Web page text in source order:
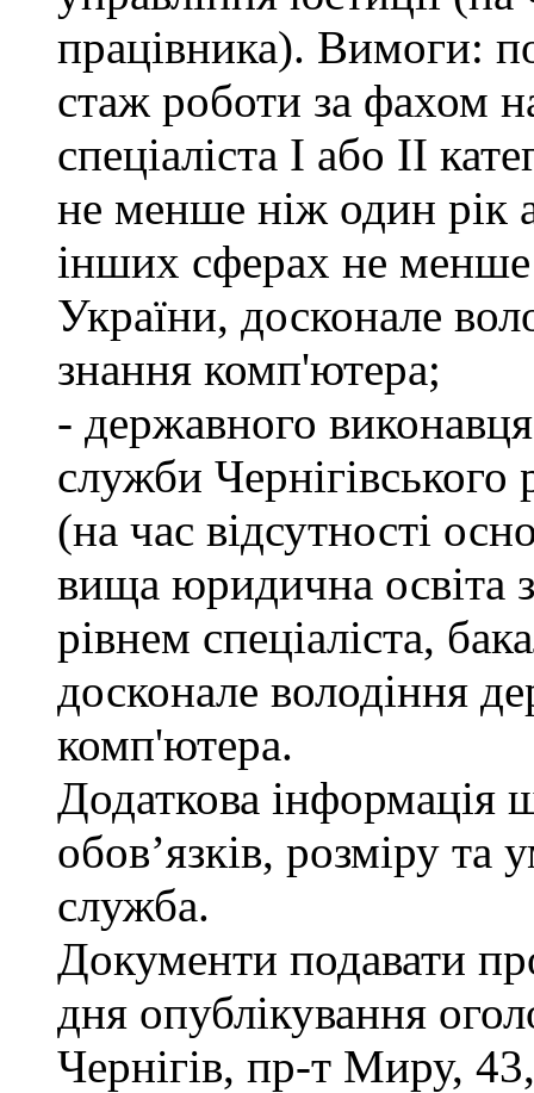
працівника). Вимоги:
стаж роботи за фахом
спеціаліста І або ІІ
не менше ніж один рік
інших сферах не
України, досконале
знання комп'ютера;
- державного
служби Чернігівського
(на час відсутності
вища юридична освіта
рівнем спеціаліста,
досконале володіння
комп'ютера.
Додаткова інформація
обов’язків, розміру та
служба.
Документи подавати
дня опублікування
Чернігів, пр-т Миру,